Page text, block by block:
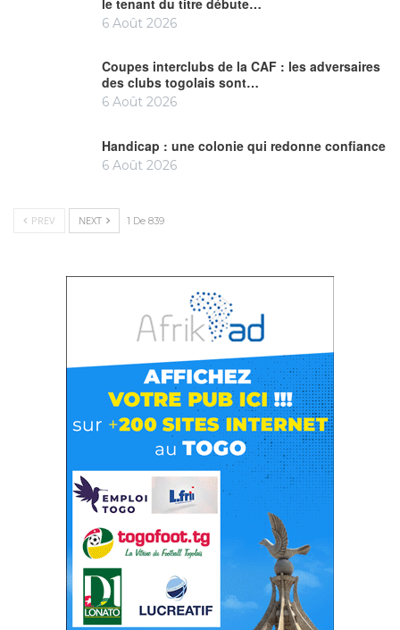
6 Août 2026
Coupes interclubs de la CAF : les adversaires
des clubs togolais sont…
6 Août 2026
Handicap : une colonie qui redonne confiance
6 Août 2026
PREV NEXT 1 De 839